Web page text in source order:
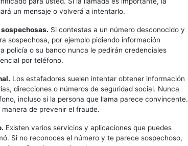
un mensaje o volverá a intentarlo.
Si contestas a un número desconocido y
sospechosa, por ejemplo pidiendo información
policía o su banco nunca le pedirán credenciales
por teléfono.
Los estafadores suelen intentar obtener información
direcciones o números de seguridad social. Nunca
incluso si la persona que llama parece convincente.
de prevenir el fraude.
Existen varios servicios y aplicaciones que puedes
Si no reconoces el número y te parece sospechoso,